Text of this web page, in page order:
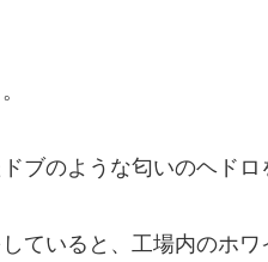
ブのような匂いのヘド
ていると、工場内のホ